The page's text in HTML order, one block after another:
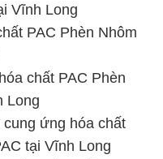
Vĩnh Long
PAC Phèn Nhôm
chất PAC Phèn
Long
ứng hóa chất
tại Vĩnh Long